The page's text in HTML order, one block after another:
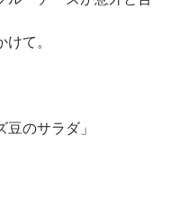
て。
豆のサラダ」